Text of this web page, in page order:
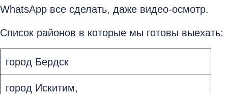
WhatsApp все сделать, даже видео-осмотр.
Список районов в которые мы готовы выехать:
город Бердск
город Искитим,